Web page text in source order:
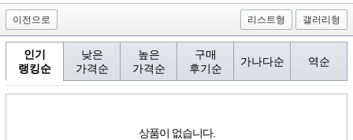
이전으로 리스트형 갤러리형
인기
랭킹순
낮은
가격순
높은
가격순
구매
후기순
가나다순 역순
상품이 없습니다.